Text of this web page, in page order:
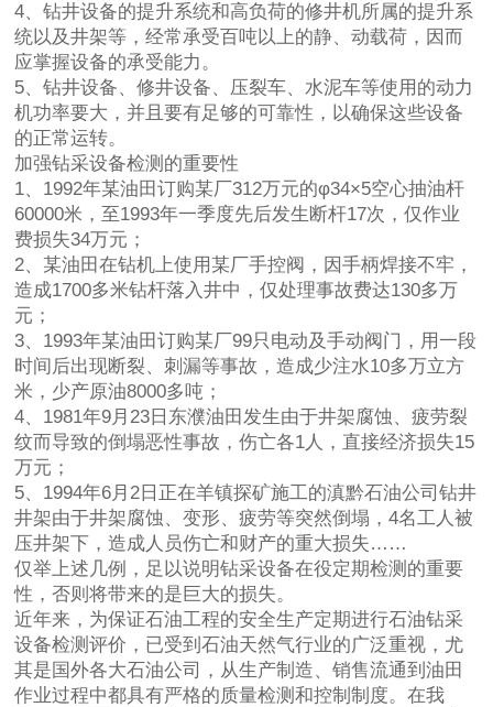
4、钻井设备的提升系统和高负荷的修井机所属的提升系
统以及井架等，经常承受百吨以上的静、动载荷，因而
应掌握设备的承受能力。
5、钻井设备、修井设备、压裂车、水泥车等使用的动力
机功率要大，并且要有足够的可靠性，以确保这些设备
的正常运转。
加强钻采设备检测的重要性
1、1992年某油田订购某厂312万元的φ34×5空心抽油杆
60000米，至1993年一季度先后发生断杆17次，仅作业
费损失34万元；
2、某油田在钻机上使用某厂手控阀，因手柄焊接不牢，
造成1700多米钻杆落入井中，仅处理事故费达130多万
元；
3、1993年某油田订购某厂99只电动及手动阀门，用一段
时间后出现断裂、刺漏等事故，造成少注水10多万立方
米，少产原油8000多吨；
4、1981年9月23日东濮油田发生由于井架腐蚀、疲劳裂
纹而导致的倒塌恶性事故，伤亡各1人，直接经济损失15
万元；
5、1994年6月2日正在羊镇探矿施工的滇黔石油公司钻井
井架由于井架腐蚀、变形、疲劳等突然倒塌，4名工人被
压井架下，造成人员伤亡和财产的重大损失……
仅举上述几例，足以说明钻采设备在役定期检测的重要
性，否则将带来的是巨大的损失。
近年来，为保证石油工程的安全生产定期进行石油钻采
设备检测评价，已受到石油天然气行业的广泛重视，尤
其是国外各大石油公司，从生产制造、销售流通到油田
作业过程中都具有严格的质量检测和控制制度。在我